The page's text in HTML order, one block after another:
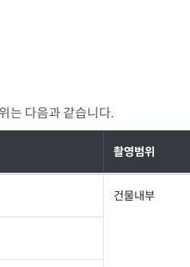
는 다음과 같습니다.
촬영범위
건물내부